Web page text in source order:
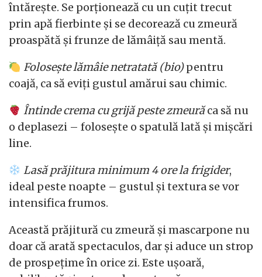
întărește. Se porționează cu un cuțit trecut
prin apă fierbinte și se decorează cu zmeură
proaspătă și frunze de lămâiță sau mentă.
Folosește lămâie netratată (bio)pentru
coajă, ca să eviți gustul amărui sau chimic.
Întinde crema cu grijă peste zmeurăca să nu
o deplasezi – folosește o spatulă lată și mișcări
line.
Lasă prăjitura minimum 4 ore la frigider,
ideal peste noapte – gustul și textura se vor
intensifica frumos.
Această prăjitură cu zmeură și mascarpone nu
doar că arată spectaculos, dar și aduce un strop
de prospețime în orice zi. Este ușoară,